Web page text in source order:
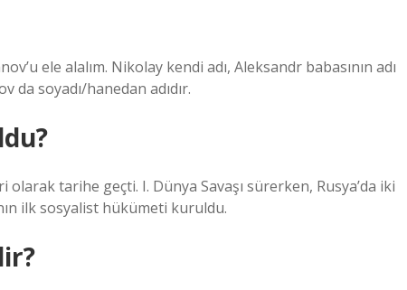
ele alalım. Nikolay kendi adı, Aleksandr babasının adı
da soyadı/hanedan adıdır.
olarak tarihe geçti. I. Dünya Savaşı sürerken, Rusya’da iki
ilk sosyalist hükümeti kuruldu.